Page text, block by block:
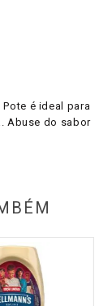
é ideal para
Abuse do sabor